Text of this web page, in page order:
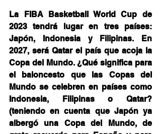
La FIBA Basketball World Cup de
2023 tendrá lugar en tres países:
Japón, Indonesia y Filipinas. En
2027, será Qatar el país que acoja la
Copa del Mundo. ¿Qué significa para
el baloncesto que las Copas del
Mundo se celebren en países como
Indonesia, Filipinas o Qatar?
(teniendo en cuenta que Japón ya
albergó una Copa del Mundo, de